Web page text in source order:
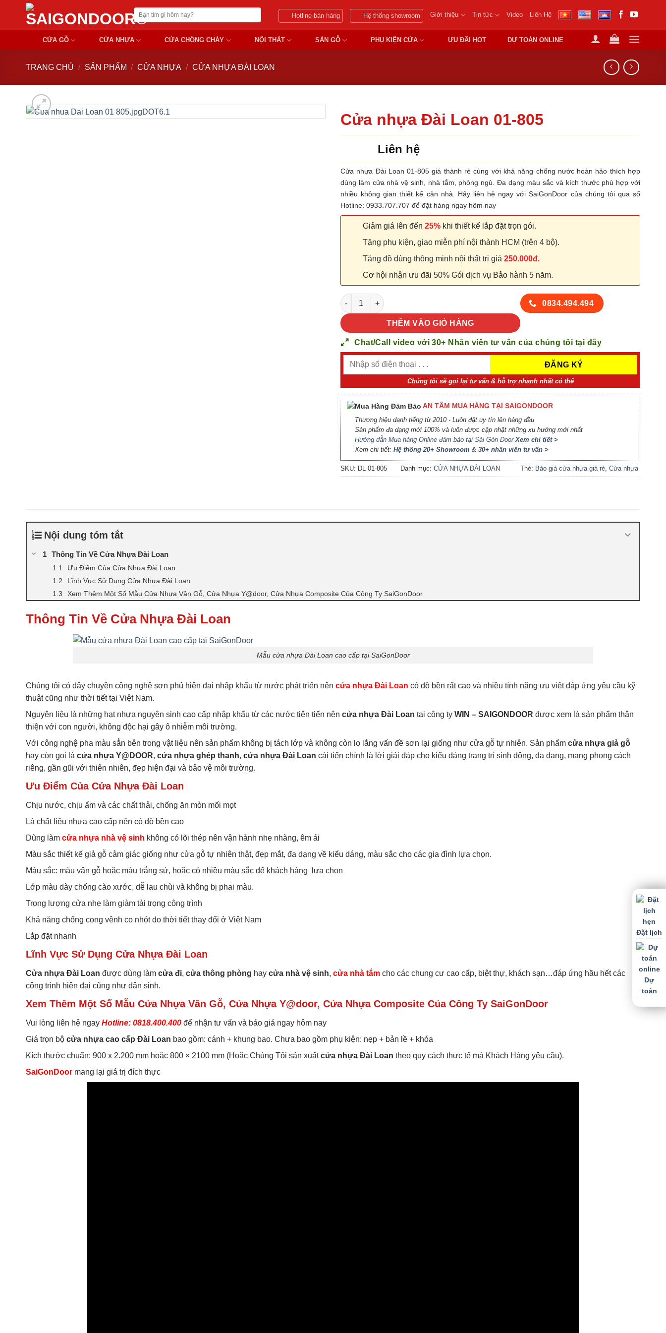
Chuyển
nội
Tìm
kiếm:
Hotline bán hàng Hệ thống showroom Giới thiệu Tin tức Video Liên Hệ
CỬA GỖ CỬA NHỰA CỬA CHỐNG CHÁY NỘI THẤT SÀN GỖ PHỤ KIỆN CỬA ƯU ĐÃI HOT DỰ TOÁN ONLINE
TRANG CHỦ / SẢN PHẨM / CỬA NHỰA / CỬA NHỰA ĐÀI LOAN
Cửa nhựa Đài Loan 01-805
Liên hệ
Cửa nhựa Đài Loan 01-805 giá thành rẻ cùng với khả năng chống nước hoàn hảo thích hợp
dùng làm cửa nhà vệ sinh, nhà tắm, phòng ngủ. Đa dạng màu sắc và kích thước phù hợp với
nhiều không gian thiết kế căn nhà. Hãy liên hệ ngay với SaiGonDoor của chúng tôi qua số
Hotline: 0933.707.707 để đặt hàng ngay hôm nay
Giảm giá lên đến 25% khi thiết kế lắp đặt trọn gói.
Tặng phụ kiện, giao miễn phí nội thành HCM (trên 4 bộ).
Tặng đồ dùng thông minh nội thất trị giá 250.000đ.
Cơ hội nhận ưu đãi 50% Gói dịch vụ Bảo hành 5 năm.
Cửa nhựa Đài Loan 01-805 số lượng
THÊM VÀO GIỎ HÀNG
0834.494.494
Chat/Call video với 30+ Nhân viên tư vấn của chúng tôi tại đây
Chúng tôi sẽ gọi lại tư vấn & hỗ trợ nhanh nhất có thể
AN TÂM MUA HÀNG TẠI SAIGONDOOR
Thương hiệu danh tiếng từ 2010 - Luôn đặt uy tín lên hàng đầu
Sản phẩm đa dạng mới 100% và luôn được cập nhật những xu hướng mới nhất
Hướng dẫn Mua hàng Online đảm bảo tại Sài Gòn DoorXem chi tiết >
Xem chi tiết: Hệ thống 20+ Showroom & 30+ nhân viên tư vấn >
SKU: DL 01-805 Danh mục: CỬA NHỰA ĐÀI LOAN Thẻ: Báo giá cửa nhựa giá rẻ Cửa nhựa
Đài Loan HCM,Cửa nhựa đúc Đài Loan,
Nội dung tóm tắt
Thông Tin Về Cửa Nhựa Đài Loan
Ưu Điểm Của Cửa Nhựa Đài Loan
Lĩnh Vực Sử Dụng Cửa Nhựa Đài Loan
Xem Thêm Một Số Mẫu Cửa Nhựa Vân Gỗ, Cửa Nhựa Y@door, Cửa Nhựa Composite Của Công Ty SaiGonDoor
Thông Tin Về Cửa Nhựa Đài Loan
Mẫu cửa nhựa Đài Loan cao cấp tại SaiGonDoor
Chúng tôi có dây chuyền công nghệ sơn phủ hiện đại nhập khẩu từ nước phát triển nên cửa nhựa Đài Loan có độ bền rất cao và nhiều tính năng ưu việt đáp ứng yêu cầu kỹ
thuật cũng như thời tiết tại Việt Nam.
Nguyên liệu là những hạt nhựa nguyên sinh cao cấp nhập khẩu từ các nước tiên tiến nên cửa nhựa Đài Loan tại công ty WIN – SAIGONDOOR được xem là sản phẩm thân
thiện với con người, không độc hại gây ô nhiễm môi trường.
Với công nghệ pha màu sẳn bên trong vật liệu nên sản phẩm không bị tách lớp và không còn lo lắng vấn đề sơn lại giống như cửa gỗ tự nhiên. Sản phẩm cửa nhựa giả gỗ
hay còn gọi là cửa nhựa Y@DOOR, cửa nhựa ghép thanh, cửa nhựa Đài Loan cải tiến chính là lời giải đáp cho kiểu dáng trang trí sinh động, đa dạng, mang phong cách
riêng, gần gũi với thiên nhiên, đẹp hiện đại và bảo vệ môi trường.
Ưu Điểm Của Cửa Nhựa Đài Loan
Chịu nước, chịu ẩm và các chất thải, chống ăn mòn mối mọt
Là chất liệu nhựa cao cấp nên có độ bền cao
Dùng làm cửa nhựa nhà vệ sinh không có lõi thép nên vận hành nhẹ nhàng, êm ái
Màu sắc thiết kế giả gỗ cảm giác giống như cửa gỗ tự nhiên thật, đẹp mắt, đa dạng về kiểu dáng, màu sắc cho các gia đình lựa chọn.
Màu sắc: màu vân gỗ hoặc màu trắng sứ, hoặc có nhiều màu sắc để khách hàng lựa chọn
Lớp màu dày chống cào xước, dễ lau chùi và không bị phai màu.
Trọng lượng cửa nhẹ làm giảm tải trọng công trình
Khả năng chống cong vênh co nhót do thời tiết thay đổi ở Việt Nam
Lắp đặt nhanh
Lĩnh Vực Sử Dụng Cửa Nhựa Đài Loan
Cửa nhựa Đài Loan được dùng làm cửa đi, cửa thông phòng hay cửa nhà vệ sinh, cửa nhà tắm cho các chung cư cao cấp, biệt thự, khách sạn…đáp ứng hầu hết các
công trình hiện đại cũng như dân sinh.
Xem Thêm Một Số Mẫu Cửa Nhựa Vân Gỗ, Cửa Nhựa Y@door, Cửa Nhựa Composite Của Công Ty SaiGonDoor
Vui lòng liên hệ ngay Hotline: 0818.400.400 để nhận tư vấn và báo giá ngay hôm nay
Giá trọn bộ cửa nhựa cao cấp Đài Loan bao gồm: cánh + khung bao. Chưa bao gồm phụ kiện: nẹp + bản lề + khóa
Kích thước chuẩn: 900 x 2.200 mm hoặc 800 × 2100 mm (Hoặc Chúng Tôi sản xuấtcửa nhựa Đài Loan theo quy cách thực tế mà Khách Hàng yêu cầu).
SaiGonDoor mang lại giá trị đích thực
Đặt lịch
Dự
toán